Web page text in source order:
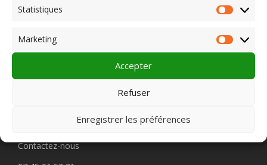
Statistiques
Marketing
Accepter
Refuser
Enregistrer les préférences
63000 Clermont-Ferrand
Contactez-nous